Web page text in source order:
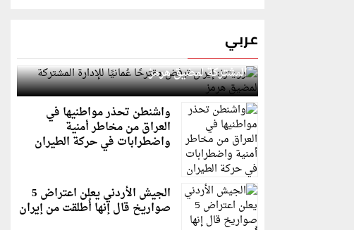
عربي
رويترز: إيران ترفض مقترحًا عُمانيًا للإدارة
المشتركة لمضيق هرمز
واشنطن تحذر مواطنيها في
العراق من مخاطر أمنية
واضطرابات في حركة الطيران
الجيش الأردني يعلن اعتراض 5
صواريخ قال إنها أُطلقت من إيران